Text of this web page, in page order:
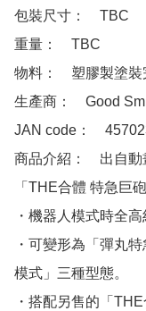
包裝尺寸：　TBC
重量：　TBC
物料：　塑膠製塗裝
生產商：　Good
JAN code：　
商品介紹：　出自
「THE合體 特急巨
・機器人模式時全高
・可變形為「彈丸
模式」三種型態。
・搭配另售的「